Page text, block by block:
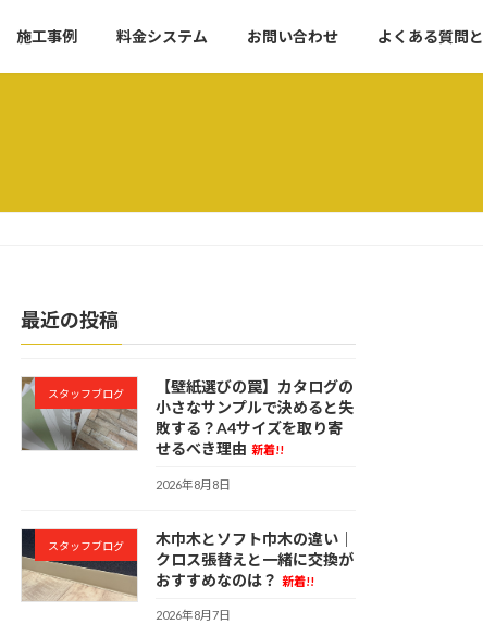
施工事例 料金システム お問い合わせ よくある質問
最近の投稿
スタッフブログ
【壁紙選びの罠】カタログの
小さなサンプルで決めると失
敗する？A4サイズを取り寄
せるべき理由 新着!!
2026年8月8日
スタッフブログ
木巾木とソフト巾木の違い｜
クロス張替えと一緒に交換が
おすすめなのは？ 新着!!
2026年8月7日